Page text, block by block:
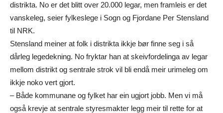
distrikta. No er det blitt over 20.000 legar, men framleis er det
vanskeleg, seier fylkeslege i Sogn og Fjordane Per Stensland
til NRK.
Stensland meiner at folk i distrikta ikkje bør finne seg i så
dårleg legedekning. No fryktar han at skeivfordelinga av legar
mellom distrikt og sentrale strok vil bli endå meir urimeleg om
ikkje noko vert gjort.
– Både kommunane og fylket har ein ugjort jobb. Men vi må
også krevje at sentrale styresmakter legg meir til rette for at